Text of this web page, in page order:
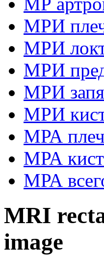
МРИ
МРИ
МРИ
МРИ
МРИ
МРА
МРА
МРА
MRI
image